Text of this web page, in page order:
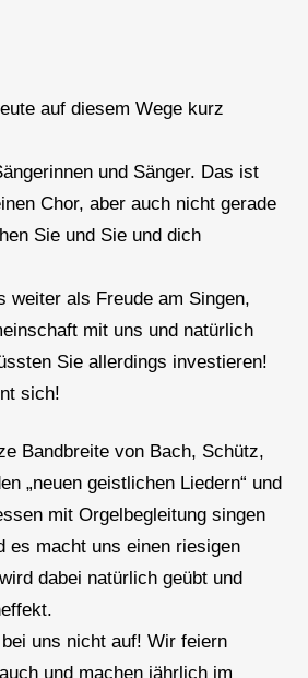
auf diesem Wege kurz
und Sänger. Das ist
Chor, aber auch nicht gerade
Sie und Sie und dich
weiter als Freude am Singen,
mit uns und natürlich
Sie allerdings investieren!
sich!
Bandbreite von Bach, Schütz,
„neuen geistlichen Liedern“ und
mit Orgelbegleitung singen
es macht uns einen riesigen
dabei natürlich geübt und
uns nicht auf! Wir feiern
und machen jährlich im